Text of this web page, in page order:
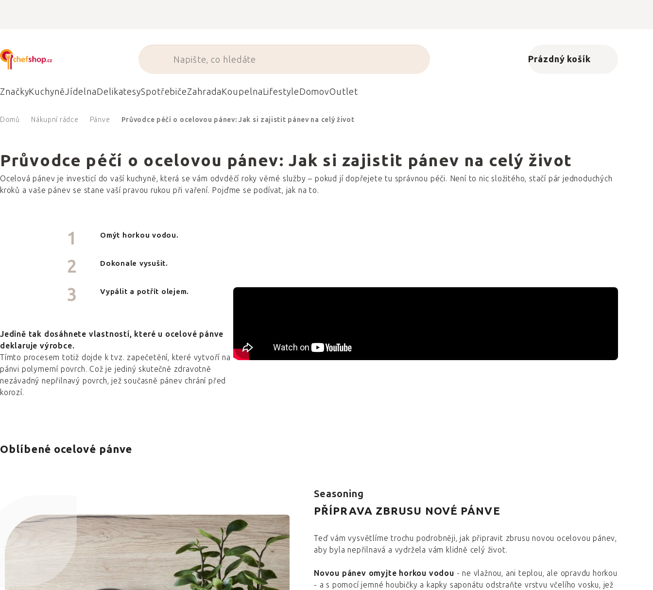
Nákupní košík
Prázdný košík
ZnačkyKuchyněJídelnaDelikatesySpotřebičeZahradaKoupelnaLifestyleDomovOutlet
Domů Nákupní rádce Pánve Průvodce péčí o ocelovou pánev: Jak si zajistit pánev na celý život
Průvodce péčí o ocelovou pánev: Jak si zajistit pánev na celý život
Ocelová pánev je investicí do vaší kuchyně, která se vám odvděčí roky věrné služby – pokud jí dopřejete tu správnou péči. Není to nic složitého, stačí pár jednoduchých
kroků a vaše pánev se stane vaší pravou rukou při vaření. Pojďme se podívat, jak na to.
Omýt horkou vodou.
Dokonale vysušit.
Vypálit a potřít olejem.
Jedině tak dosáhnete vlastností, které u ocelové pánve
deklaruje výrobce.
Tímto procesem totiž dojde k tvz. zapečetění, které vytvoří na
pánvi polymerní povrch. Což je jediný skutečně zdravotně
nezávadný nepřilnavý povrch, jež současně pánev chrání před
korozí.
Oblíbené ocelové pánve
Seasoning
PŘÍPRAVA ZBRUSU NOVÉ PÁNVE
Teď vám vysvětlíme trochu podrobněji, jak připravit zbrusu novou ocelovou pánev,
aby byla nepřilnavá a vydržela vám klidně celý život.
Novou pánev omyjte horkou vodou - ne vlažnou, ani teplou, ale opravdu horkou
- a s pomocí jemné houbičky a kapky saponátu odstraňte vrstvu včelího vosku, jež